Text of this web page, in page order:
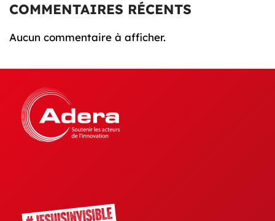
COMMENTAIRES RÉCENTS
Aucun commentaire à afficher.